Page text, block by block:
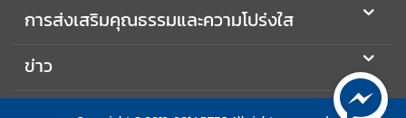
ว
ม
โ
การส่งเสริมคุณธรรมและความโปร่งใส
ข่าว